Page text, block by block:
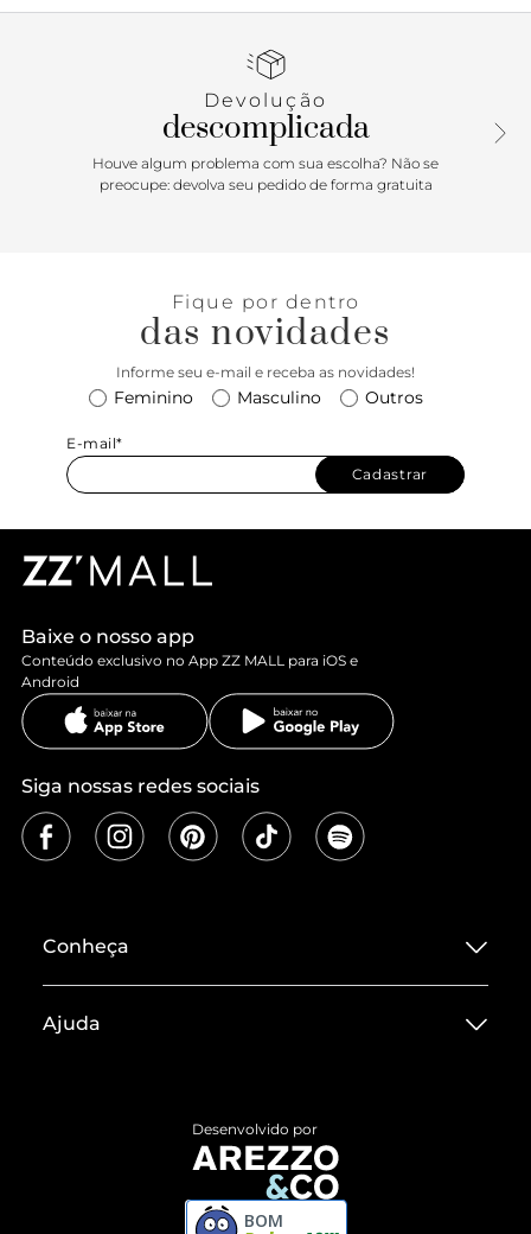
texturizado wave, além de detalhe em rebites metálicos e
com regulagem e alças de mão bombadas. Com fecho
Acompanha bag charm em couro com nome da marca e
preso à bolsa por tira fina.
Devolução
descomplicada
Houve algum problema com sua escolha? Não se
preocupe: devolva seu pedido de forma gratuita
Fique por dentro
das novidades
Informe seu e-mail e receba as novidades!
Feminino Masculino Outros
E-mail*
Cadastrar
Baixe o nosso app
Conteúdo exclusivo no App ZZ MALL para iOS e
Android
Siga nossas redes sociais
Conheça
Termos de Uso
ZZ MALL é confiável
Ajuda
Devolução do Produto
Compre pelo WhatsApp
Desenvolvido por
BOM